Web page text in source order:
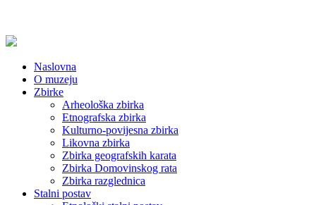
Naslovna
O muzeju
Zbirke
Arheološka zbirka
Etnografska zbirka
Kulturno-povijesna zbirka
Likovna zbirka
Zbirka geografskih karata
Zbirka Domovinskog rata
Zbirka razglednica
Stalni postav